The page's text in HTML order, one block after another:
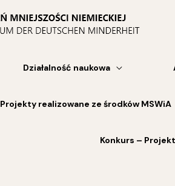
Działalność naukowa
Projekty realizowane ze środków MSWiA
Konkurs –